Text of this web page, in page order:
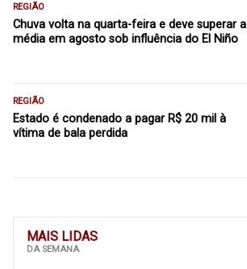
MAIS LIDAS
DA SEMANA
REGIÃO
Chuva volta na quarta-feira e deve superar a
média em agosto sob influência do El Niño
REGIÃO
Estado é condenado a pagar R$ 20 mil à
vítima de bala perdida